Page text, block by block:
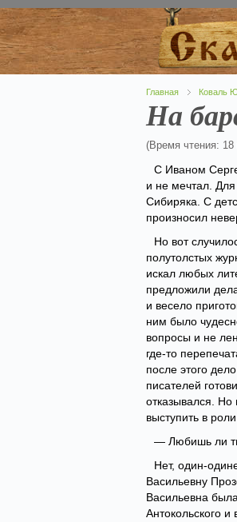
Главная Коваль
На
(Время чтения: 18
С Иваном
и не мечтал.
Сибиряка. С
произносил
Но вот
полутолстых
искал любых
предложили
и весело
ним было
вопросы и не
где-то
после этого
писателей
отказывался. Но
выступить в
— Любишь ли
Нет, один-
Васильевну
Васильевна
Антокольского